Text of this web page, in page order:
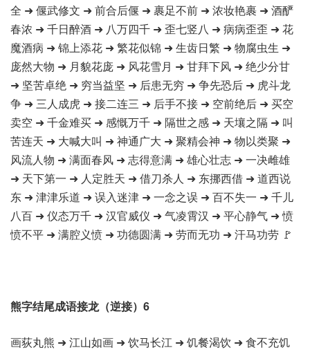
全 ➜ 偃武修文 ➜ 前合后偃 ➜ 裹足不前 ➜ 浓妆艳裹 ➜ 酒酽
春浓 ➜ 千日醉酒 ➜ 八万四千 ➜ 歪七竖八 ➜ 病病歪歪 ➜ 花
魔酒病 ➜ 锦上添花 ➜ 繁花似锦 ➜ 生齿日繁 ➜ 物腐虫生 ➜
庞然大物 ➜ 月貌花庞 ➜ 风花雪月 ➜ 甘拜下风 ➜ 绝少分甘
➜ 坚苦卓绝 ➜ 穷当益坚 ➜ 后患无穷 ➜ 争先恐后 ➜ 虎斗龙
争 ➜ 三人成虎 ➜ 接二连三 ➜ 后手不接 ➜ 空前绝后 ➜ 买空
卖空 ➜ 千金难买 ➜ 感慨万千 ➜ 隔世之感 ➜ 天壤之隔 ➜ 叫
苦连天 ➜ 大喊大叫 ➜ 神通广大 ➜ 聚精会神 ➜ 物以类聚 ➜
风流人物 ➜ 满面春风 ➜ 志得意满 ➜ 雄心壮志 ➜ 一决雌雄
➜ 天下第一 ➜ 人定胜天 ➜ 借刀杀人 ➜ 东挪西借 ➜ 道西说
东 ➜ 津津乐道 ➜ 误入迷津 ➜ 一念之误 ➜ 百不失一 ➜ 千儿
八百 ➜ 仪态万千 ➜ 汉官威仪 ➜ 气凌霄汉 ➜ 平心静气 ➜ 愤
愤不平 ➜ 满腔义愤 ➜ 功德圆满 ➜ 劳而无功 ➜ 汗马功劳 🚩
熊字结尾成语接龙（逆接）6
画荻丸熊 ➜ 江山如画 ➜ 饮马长江 ➜ 饥餐渴饮 ➜ 食不充饥